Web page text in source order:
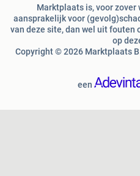
Marktplaats is, voor
aansprakelijk voor
van deze site, dan wel uit
op
Copyright © 2026 Marktplaats
een